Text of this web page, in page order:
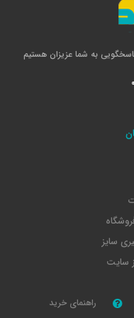
سایز
سایت
راهنمای خرید